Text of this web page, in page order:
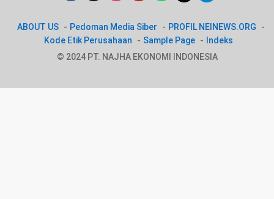
ABOUT US Pedoman Media Siber
PROFIL NEINEWS.ORG
Kode Etik Perusahaan
Sample Page
Indeks
© 2024 PT. NAJHA EKONOMI INDONESIA